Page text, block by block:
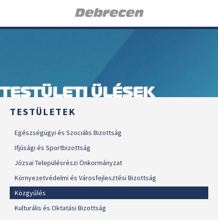
TESTÜLETI ÜLÉSEK
TESTÜLETEK
Egészségügyi és Szociális Bizottság
Ifjúsági és Sportbizottság
Józsai Településrészi Önkormányzat
Környezetvédelmi és Városfejlesztési Bizottság
Közgyűlés
Kulturális és Oktatási Bizottság